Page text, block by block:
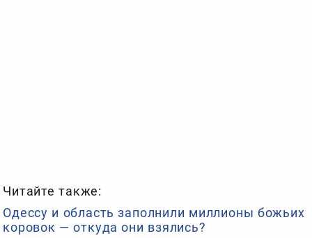
Читайте также:
Одессу и область заполнили миллионы божьих
коровок — откуда они взялись?